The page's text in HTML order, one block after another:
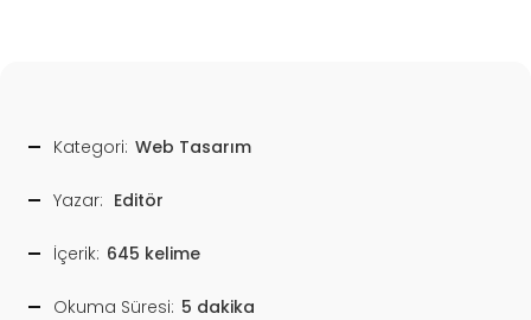
Kategori: Web Tasarım
Yazar: Editör
İçerik: 645 kelime
Okuma Süresi: 5 dakika